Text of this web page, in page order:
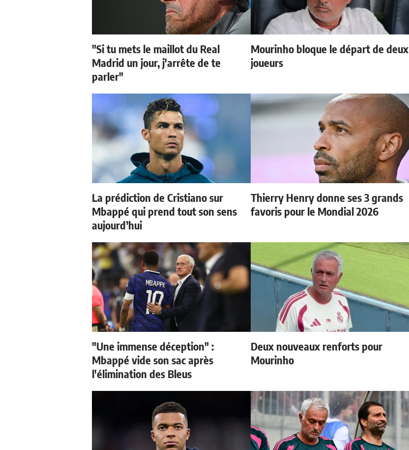
"Si tu mets le maillot du Real
Madrid un jour, j'arrête de te
parler"
Mourinho bloque le départ de deux
joueurs
La prédiction de Cristiano sur
Mbappé qui prend tout son sens
aujourd’hui
Thierry Henry donne ses 3 grands
favoris pour le Mondial 2026
"Une immense déception" :
Mbappé vide son sac après
l'élimination des Bleus
Deux nouveaux renforts pour
Mourinho